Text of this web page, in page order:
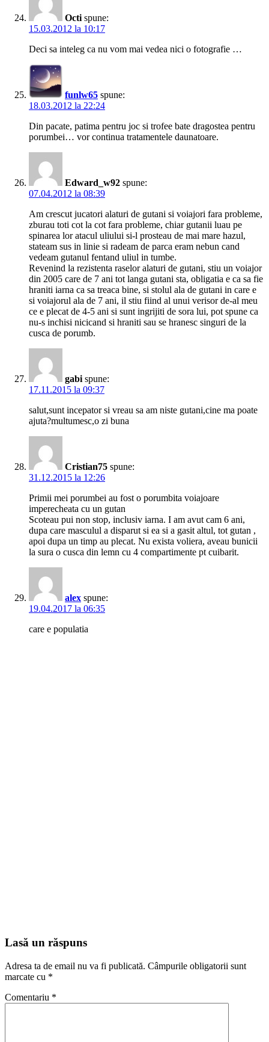
Octi spune:
15.03.2012 la 10:17
Deci sa inteleg ca nu vom mai vedea nici o fotografie …
funlw65 spune:
18.03.2012 la 22:24
Din pacate, patima pentru joc si trofee bate dragostea pentru
porumbei… vor continua tratamentele daunatoare.
Edward_w92 spune:
07.04.2012 la 08:39
Am crescut jucatori alaturi de gutani si voiajori fara probleme,
zburau toti cot la cot fara probleme, chiar gutanii luau pe
spinarea lor atacul uliului si-l prosteau de mai mare hazul,
stateam sus in linie si radeam de parca eram nebun cand
vedeam gutanul fentand uliul in tumbe.
Revenind la rezistenta raselor alaturi de gutani, stiu un voiajor
din 2005 care de 7 ani tot langa gutani sta, obligatia e ca sa fie
hraniti iarna ca sa treaca bine, si stolul ala de gutani in care e
si voiajorul ala de 7 ani, il stiu fiind al unui verisor de-al meu
ce e plecat de 4-5 ani si sunt ingrijiti de sora lui, pot spune ca
nu-s inchisi nicicand si hraniti sau se hranesc singuri de la
cusca de porumb.
gabi spune:
17.11.2015 la 09:37
salut,sunt incepator si vreau sa am niste gutani,cine ma poate
ajuta?multumesc,o zi buna
Cristian75 spune:
31.12.2015 la 12:26
Primii mei porumbei au fost o porumbita voiajoare
imperecheata cu un gutan
Scoteau pui non stop, inclusiv iarna. I am avut cam 6 ani,
dupa care masculul a disparut si ea si a gasit altul, tot gutan ,
apoi dupa un timp au plecat. Nu exista voliera, aveau bunicii
la sura o cusca din lemn cu 4 compartimente pt cuibarit.
alex spune:
19.04.2017 la 06:35
care e populatia
Lasă un răspuns
Adresa ta de email nu va fi publicată. Câmpurile obligatorii sunt
marcate cu *
Comentariu *